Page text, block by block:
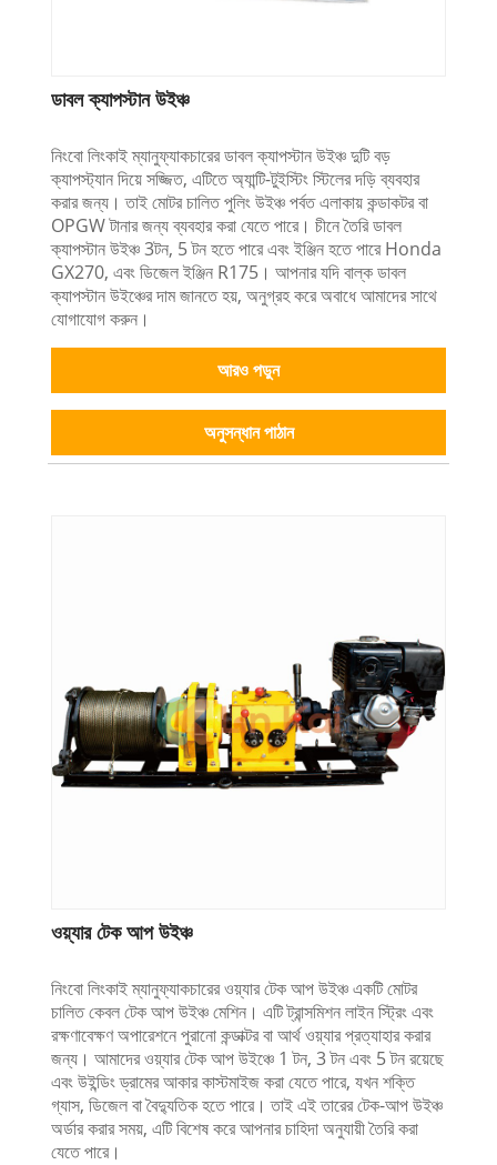
ডাবল ক্যাপস্টান উইঞ্চ
নিংবো লিংকাই ম্যানুফ্যাকচারের ডাবল ক্যাপস্টান উইঞ্চ দুটি বড়
ক্যাপস্ট্যান দিয়ে সজ্জিত, এটিতে অ্যান্টি-টুইস্টিং স্টিলের দড়ি ব্যবহার
করার জন্য। তাই মোটর চালিত পুলিং উইঞ্চ পর্বত এলাকায় কন্ডাকটর বা
OPGW টানার জন্য ব্যবহার করা যেতে পারে। চীনে তৈরি ডাবল
ক্যাপস্টান উইঞ্চ 3টন, 5 টন হতে পারে এবং ইঞ্জিন হতে পারে Honda
GX270, এবং ডিজেল ইঞ্জিন R175। আপনার যদি বাল্ক ডাবল
ক্যাপস্টান উইঞ্চের দাম জানতে হয়, অনুগ্রহ করে অবাধে আমাদের সাথে
যোগাযোগ করুন।
আরও পড়ুন
অনুসন্ধান পাঠান
ওয়্যার টেক আপ উইঞ্চ
নিংবো লিংকাই ম্যানুফ্যাকচারের ওয়্যার টেক আপ উইঞ্চ একটি মোটর
চালিত কেবল টেক আপ উইঞ্চ মেশিন। এটি ট্রান্সমিশন লাইন স্ট্রিং এবং
রক্ষণাবেক্ষণ অপারেশনে পুরানো কন্ডাক্টর বা আর্থ ওয়্যার প্রত্যাহার করার
জন্য। আমাদের ওয়্যার টেক আপ উইঞ্চে 1 টন, 3 টন এবং 5 টন রয়েছে
এবং উইন্ডিং ড্রামের আকার কাস্টমাইজ করা যেতে পারে, যখন শক্তি
গ্যাস, ডিজেল বা বৈদ্যুতিক হতে পারে। তাই এই তারের টেক-আপ উইঞ্চ
অর্ডার করার সময়, এটি বিশেষ করে আপনার চাহিদা অনুযায়ী তৈরি করা
যেতে পারে।